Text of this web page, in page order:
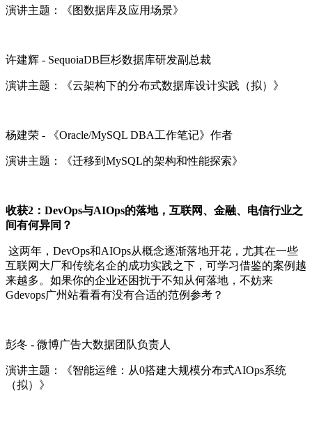
演讲主题：《图数据库及应用场景》
许建辉 - SequoiaDB巨杉数据库研发副总裁
演讲主题：《云架构下的分布式数据库设计实践（拟）》
杨建荣 - 《Oracle/MySQL DBA工作笔记》作者
演讲主题：《迁移到MySQL的架构和性能探索》
收获2：DevOps与AIOps的落地，互联网、金融、电信行业之
间有何异同？
这两年，DevOps和AIOps从概念逐渐落地开花，尤其在一些
互联网大厂和传统名企的成功实践之下，可学习借鉴的案例越
来越多。如果你的企业还困扰于不知从何落地，不妨来
Gdevops广州站看看有没有合适的范例参考？
彭冬 - 微博广告大数据团队负责人
演讲主题：《智能运维：从0搭建大规模分布式AIOps系统
（拟）》